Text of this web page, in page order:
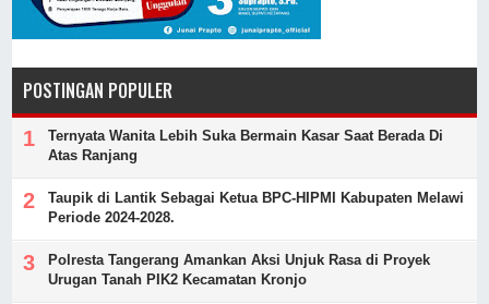
POSTINGAN POPULER
Ternyata Wanita Lebih Suka Bermain Kasar Saat Berada Di
Atas Ranjang
Taupik di Lantik Sebagai Ketua BPC-HIPMI Kabupaten Melawi
Periode 2024-2028.
Polresta Tangerang Amankan Aksi Unjuk Rasa di Proyek
Urugan Tanah PIK2 Kecamatan Kronjo